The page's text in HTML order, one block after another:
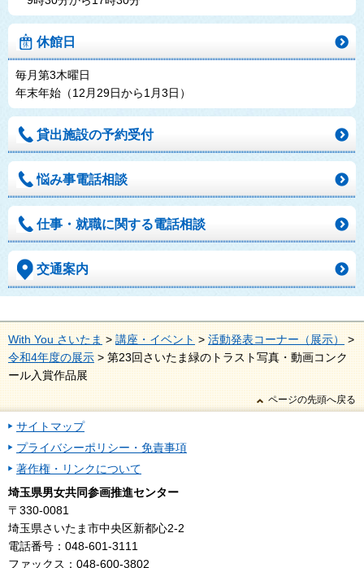
休館日
毎月第3木曜日
年末年始（12月29日から1月3日）
貸出施設の予約受付
悩み事電話相談
仕事・就職に関する電話相談
交通案内
With You さいたま > 講座・イベント > 活動発表コーナー（展示）
>
令和4年度の展示 > 第23回さいたま緑のトラスト写真・動画コンク
ール入賞作品展
ページの先頭へ戻る
サイトマップ
プライバシーポリシー・免責事項
著作権・リンクについて
埼玉県男女共同参画推進センター
〒330-0081
埼玉県さいたま市中央区新都心2-2
電話番号：048-601-3111
ファックス：048-600-3802